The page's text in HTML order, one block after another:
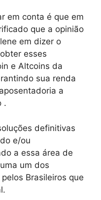
em conta é que em
que a opinião
em dizer o
esses
e Altcoins da
sua renda
a
.
definitivas
e/ou
a essa área de
um dos
Brasileiros que